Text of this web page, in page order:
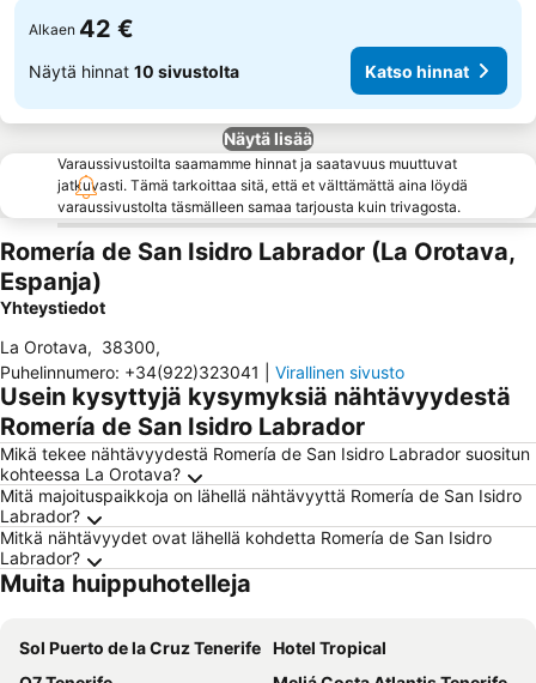
Alkaen 42 €
Näytä hinnat 10 sivustolta Katso hinnat
Näytä lisää
Varaussivustoilta saamamme hinnat ja saatavuus muuttuvat
jatkuvasti. Tämä tarkoittaa sitä, että et välttämättä aina löydä
varaussivustolta täsmälleen samaa tarjousta kuin trivagosta.
Romería de San Isidro Labrador (La Orotava,
Espanja)
Yhteystiedot
La Orotava, 38300,
Puhelinnumero: +34(922)323041 Virallinen sivusto
Usein kysyttyjä kysymyksiä nähtävyydestä
Romería de San Isidro Labrador
Mikä tekee nähtävyydestä Romería de San Isidro Labrador suositun
kohteessa La Orotava?
Mitä majoituspaikkoja on lähellä nähtävyyttä Romería de San Isidro
Labrador?
Mitkä nähtävyydet ovat lähellä kohdetta Romería de San Isidro
Labrador?
Muita huippuhotelleja
Sol Puerto de la Cruz Tenerife Hotel Tropical